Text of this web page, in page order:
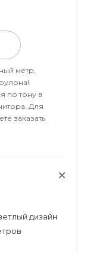
метр,
по тону в
Для
заказать
дизайн